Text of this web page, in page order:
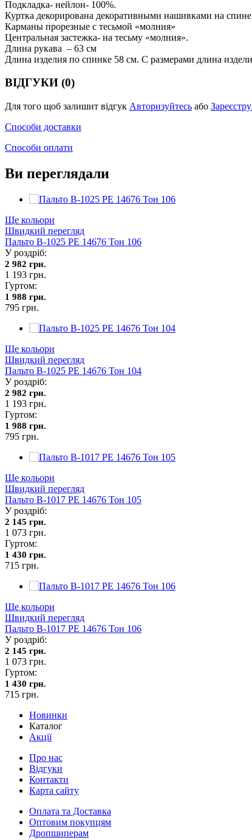
Подкладка- нейлон- 100%.
Куртка декорирована декоративными нашивками на
Карманы прорезные с тесьмой «молния»
Центральная застежка- на тесьму «молния».
Длина рукава – 63 см
Длина изделия по спинке 58 см. С размерами длина
ВІДГУКИ (0)
Для того щоб залишит відгук Авторизуйтесь або
Способи доставки
Способи оплати
Ви переглядали
Ще кольори
Швидкий перегляд
Пальто В-1025 PE 14676 Тон 106
У роздріб:
2 982 грн.
1 193 грн.
Гуртом:
1 988 грн.
795 грн.
Ще кольори
Швидкий перегляд
Пальто В-1025 PE 14676 Тон 104
У роздріб:
2 982 грн.
1 193 грн.
Гуртом:
1 988 грн.
795 грн.
Ще кольори
Швидкий перегляд
Пальто В-1017 PE 14676 Тон 105
У роздріб:
2 145 грн.
1 073 грн.
Гуртом:
1 430 грн.
715 грн.
Ще кольори
Швидкий перегляд
Пальто В-1017 PE 14676 Тон 106
У роздріб:
2 145 грн.
1 073 грн.
Гуртом:
1 430 грн.
715 грн.
Новинки
Каталог
Акції
Про нас
Відгуки
Контакти
Карта сайту
Оплата та Доставка
Оптовим покупцям
Дропшиперам